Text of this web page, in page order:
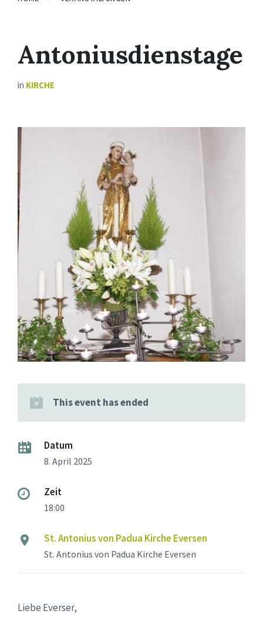
Antoniusdienstage
in KIRCHE
This event has ended
Datum
8. April 2025
Zeit
18:00
St. Antonius von Padua Kirche Eversen
St. Antonius von Padua Kirche Eversen
Liebe Everser,